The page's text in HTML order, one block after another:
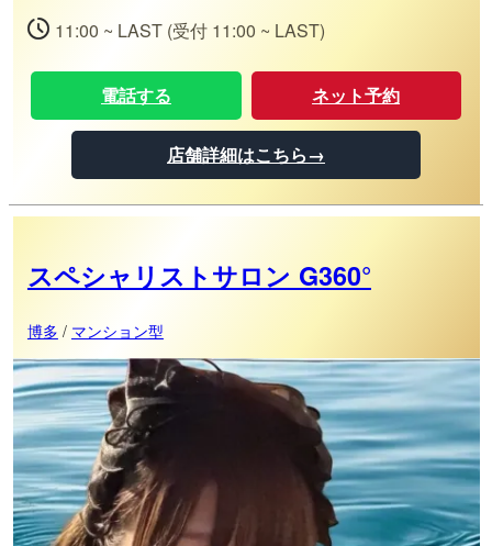
11:00 ~ LAST (受付 11:00 ~ LAST)
電話する ネット予約
店舗詳細はこちら→
スペシャリストサロン G360°
博多 / マンション型